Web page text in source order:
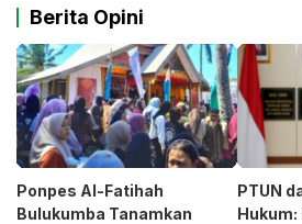
Berita Opini
Ponpes Al-Fatihah
Bulukumba Tanamkan
PTUN
Hukum: